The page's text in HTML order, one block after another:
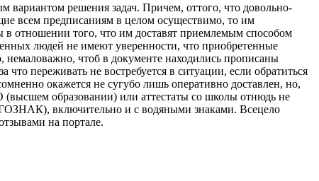
вариантом решения задач. Причем, оттого, что довольно-
всем предписаниям в целом осуществимо, то им
отношении того, что им доставят приемлемым способом
людей не имеют уверенности, что приобретенные
чтоб в документе находились прописаны
переживать не востребуется в ситуации, если обратиться
окажется не сугубо лишь оперативно доставлен, но,
образовании) или аттестаты со школы отнюдь не
включительно и с водяными знаками. Всецело
на портале.